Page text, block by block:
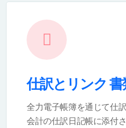
仕訳とリンク
全力電子帳簿を通じて仕
会計の仕訳日記帳に添付